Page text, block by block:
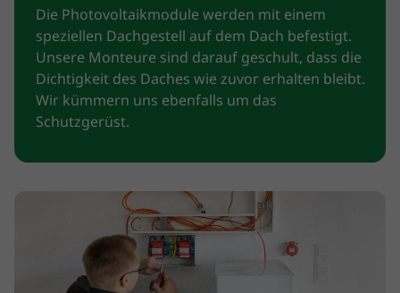
Die Photovoltaikmodule werden mit einem
speziellen Dachgestell auf dem Dach befestigt.
Unsere Monteure sind darauf geschult, dass die
Dichtigkeit des Daches wie zuvor erhalten bleibt.
Wir kümmern uns ebenfalls um das
Schutzgerüst.